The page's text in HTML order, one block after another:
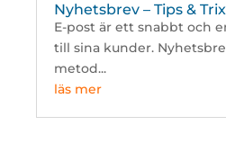
Nyhetsbrev – Tips &
E-post är ett snabbt och
till sina kunder.
metod...
läs mer